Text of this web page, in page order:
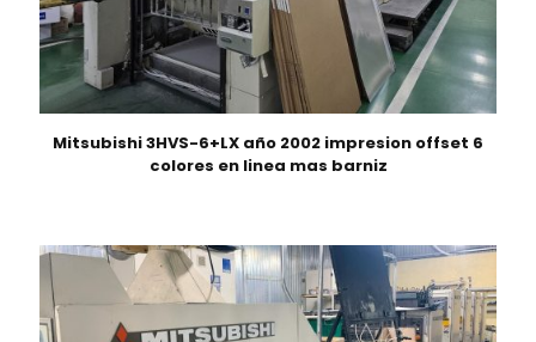
Mitsubishi 3HVS-6+LX año 2002 impresion offset 6
colores en linea mas barniz